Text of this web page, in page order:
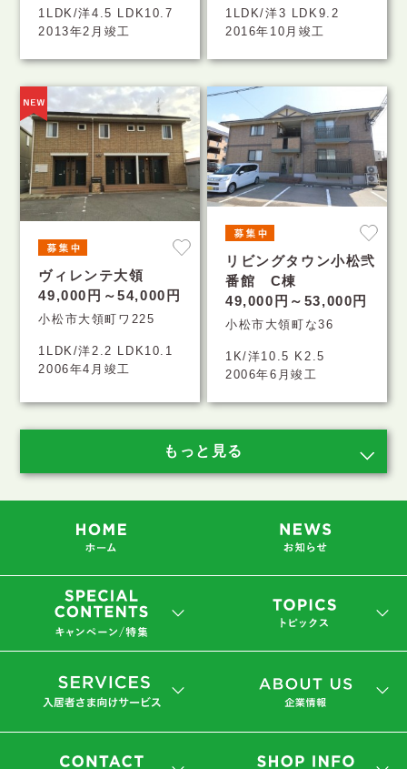
1LDK/洋4.5 LDK10.7
2013年2月竣工
1LDK/洋3 LDK9.2
2016年10月竣工
ヴィレンテ大領
49,000円～54,000円
小松市大領町ワ225
1LDK/洋2.2 LDK10.1
2006年4月竣工
リビングタウン小松弐
番館 C棟
49,000円～53,000円
小松市大領町な36
1K/洋10.5 K2.5
2006年6月竣工